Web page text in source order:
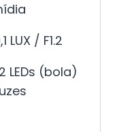
LUX / F1.2
LEDs (bola)